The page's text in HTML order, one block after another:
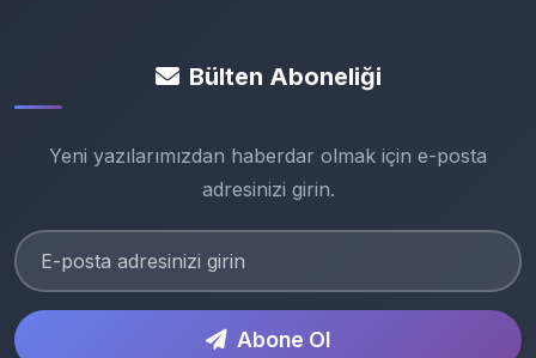
Bülten Aboneliği
Yeni yazılarımızdan haberdar olmak için e-posta
adresinizi girin.
Abone Ol